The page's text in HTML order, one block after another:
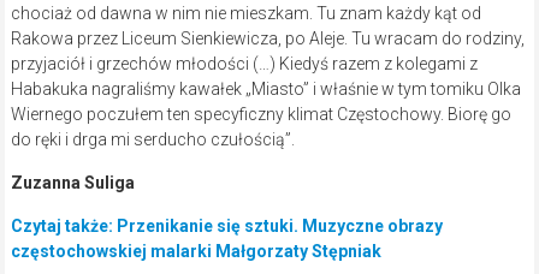
chociaż od dawna w nim nie mieszkam. Tu znam każdy kąt od
Rakowa przez Liceum Sienkiewicza, po Aleje. Tu wracam do rodziny,
przyjaciół i grzechów młodości (…) Kiedyś razem z kolegami z
Habakuka nagraliśmy kawałek „Miasto” i właśnie w tym tomiku Olka
Wiernego poczułem ten specyficzny klimat Częstochowy. Biorę go
do ręki i drga mi serducho czułością”.
Zuzanna Suliga
Czytaj także: Przenikanie się sztuki. Muzyczne obrazy
częstochowskiej malarki Małgorzaty Stępniak